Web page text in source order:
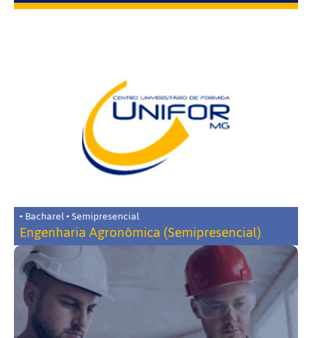
• Bacharel • Semipresencial
Engenharia Agronômica (Semipresencial)